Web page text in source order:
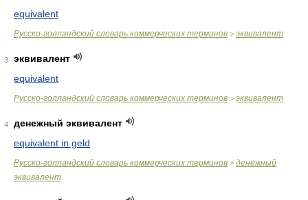
equivalent
Русско-голландский словарь коммерческих терминов > эквивалент
3
эквивалент
equivalent
Русско-голландский словарь коммерческих терминов > эквивалент
4
денежный эквивалент
equivalent in geld
Русско-голландский словарь коммерческих терминов > денежный
эквивалент